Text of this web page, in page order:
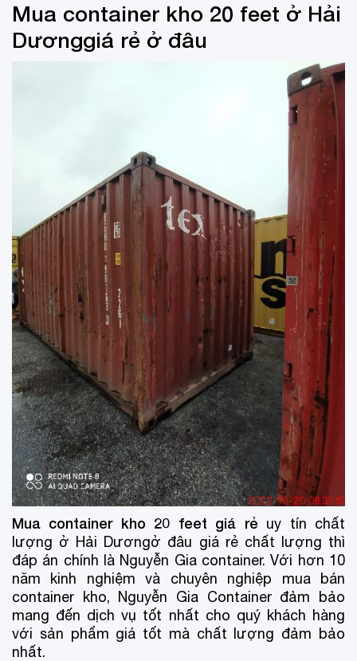
Mua container kho 20 feet ở Hải
Dươnggiá rẻ ở đâu
Mua container kho 20 feet giá rẻ uy tín chất
lượng ở Hải Dươngở đâu giá rẻ chất lượng thì
đáp án chính là Nguyễn Gia container. Với hơn 10
năm kinh nghiệm và chuyên nghiệp mua bán
container kho, Nguyễn Gia Container đảm bảo
mang đến dịch vụ tốt nhất cho quý khách hàng
với sản phẩm giá tốt mà chất lượng đảm bảo
nhất.